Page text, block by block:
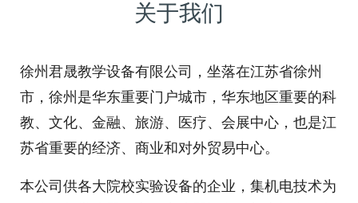
关于我们
徐州君晟教学设备有限公司，坐落在江苏省徐州
市，徐州是华东重要门户城市，华东地区重要的科
教、文化、金融、旅游、医疗、会展中心，也是江
苏省重要的经济、商业和对外贸易中心。
本公司供各大院校实验设备的企业，集机电技术为